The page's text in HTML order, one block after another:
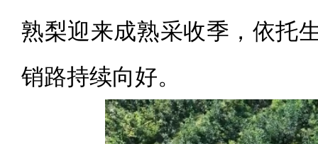
熟梨迎来成熟采收季，依托
销路持续向好。